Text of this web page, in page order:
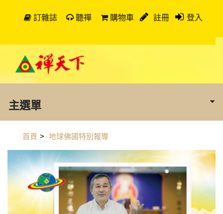
訂雜誌 聽禪 購物車 註冊 登入
主選單
首頁 > 地球佛國特別報導